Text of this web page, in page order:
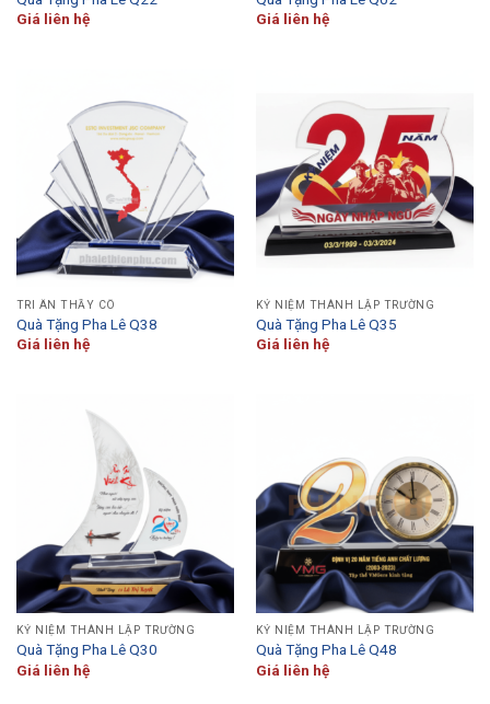
Giá liên hệ
Giá liên hệ
TRI ÂN THẦY CÔ
Quà Tặng Pha Lê Q38
Giá liên hệ
KỶ NIỆM THÀNH LẬP TRƯỜNG
Quà Tặng Pha Lê Q35
Giá liên hệ
KỶ NIỆM THÀNH LẬP TRƯỜNG
Quà Tặng Pha Lê Q30
Giá liên hệ
KỶ NIỆM THÀNH LẬP TRƯỜNG
Quà Tặng Pha Lê Q48
Giá liên hệ